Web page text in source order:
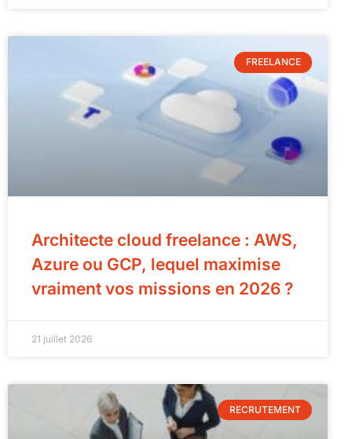
FREELANCE
Architecte cloud freelance : AWS,
Azure ou GCP, lequel maximise
vraiment vos missions en 2026 ?
21 juillet 2026
RECRUTEMENT